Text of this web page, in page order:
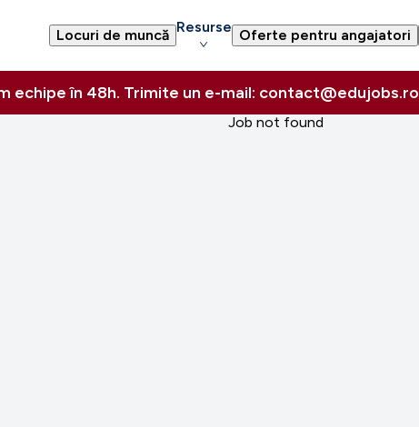
Locuri de muncă Resurse Oferte pentru angajatori
echipe în 48h. Trimite un e-mail: contact@edujobs.ro
Job not found